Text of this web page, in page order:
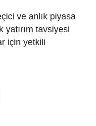
ve anlık piyasa
yatırım tavsiyesi
için yetkili